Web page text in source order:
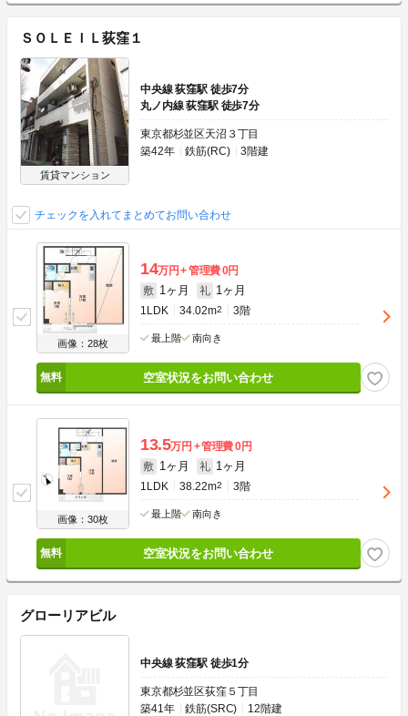
ＳＯＬＥＩＬ荻窪１
賃貸マンション
中央線 荻窪駅 徒歩7分
丸ノ内線 荻窪駅 徒歩7分
東京都杉並区天沼３丁目
築42年
鉄筋(RC) 3階建
チェックを入れてまとめてお問い合わせ
画像：28枚
14万円 管理費0円
敷 1ヶ月 礼 1ヶ月
1LDK 34.02m2 3階
最上階 南向き
空室状況をお問い合わせ
画像：30枚
13.5万円 管理費0円
敷 1ヶ月 礼 1ヶ月
1LDK 38.22m2 3階
最上階 南向き
空室状況をお問い合わせ
グローリアビル
中央線 荻窪駅 徒歩1分
東京都杉並区荻窪５丁目
築41年
鉄筋(SRC) 12階建